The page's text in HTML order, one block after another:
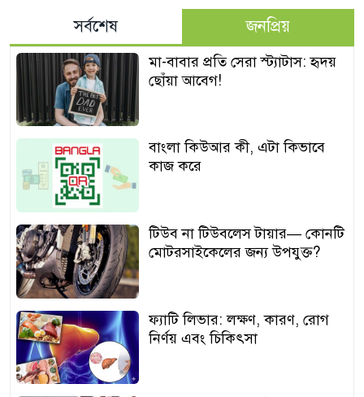
সর্বশেষ জনপ্রিয়
মা-বাবার প্রতি সেরা স্ট্যাটাস: হৃদয়
ছোঁয়া আবেগ!
বাংলা কিউআর কী, এটা কিভাবে
কাজ করে
টিউব না টিউবলেস টায়ার— কোনটি
মোটরসাইকেলের জন্য উপযুক্ত?
ফ্যাটি লিভার: লক্ষণ, কারণ, রোগ
নির্ণয় এবং চিকিৎসা